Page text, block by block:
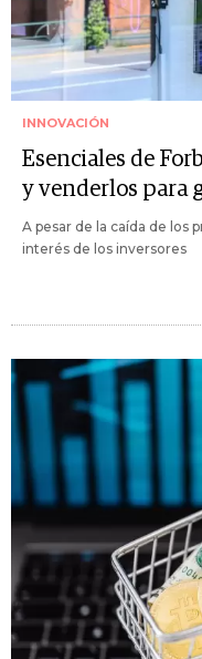
INNOVACIÓN
Esenciales de
y venderlos para
A pesar de la caída de los
interés de los inversores